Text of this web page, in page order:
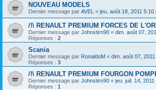
NOUVEAU MODELS
Dernier message par AVEL « jeu. août 18, 2011 5:10
/!\ RENAULT PREMIUM FORCES DE
Dernier message par Johnstirn90 « dim. août 07,
Réponses : 2
Scania
Dernier message par RonaldoM « dim. août 07,
Réponses : 3
/!\ RENAULT PREMIUM FOURGON
Dernier message par Johnstirn90 « jeu. juil. 14,
Réponses : 1